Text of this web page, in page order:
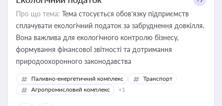
Про що тема: Тема стосується обов’язку підприємств
сплачувати екологічний податок за забруднення довкілля.
Вона важлива для екологічного контролю бізнесу,
формування фінансової звітності та дотримання
природоохоронного законодавства
Паливно-енергетичний комплекс
Транспорт
Агропромисловий комплекс
+1